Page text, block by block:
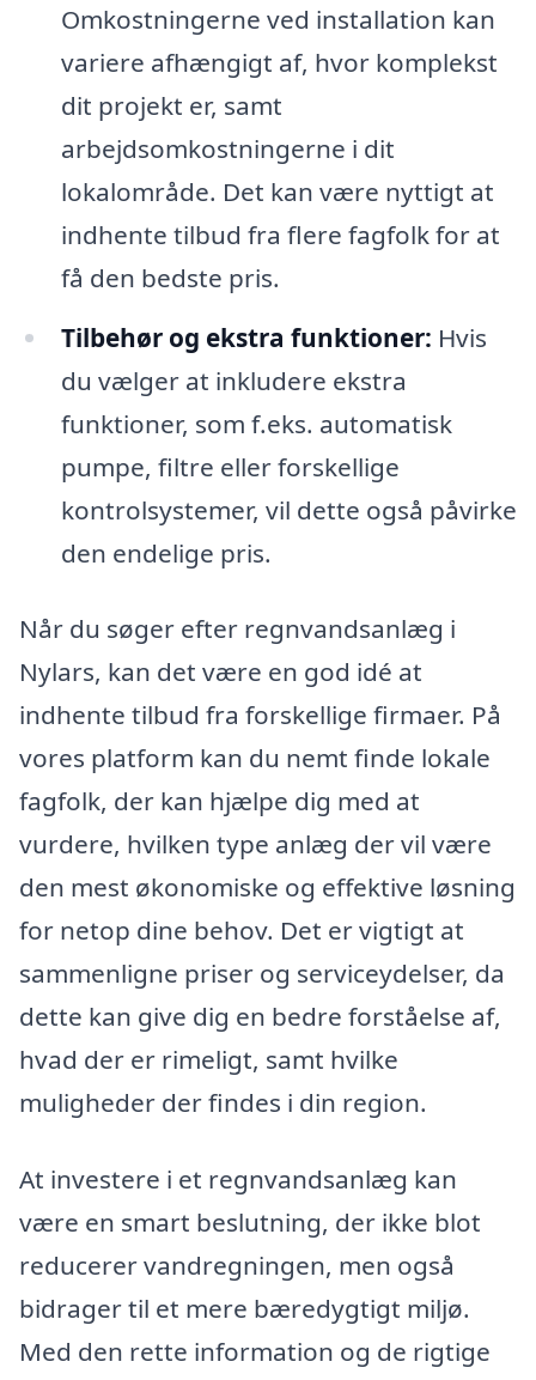
Omkostningerne ved installation kan
variere afhængigt af, hvor komplekst
dit projekt er, samt
arbejdsomkostningerne i dit
lokalområde. Det kan være nyttigt at
indhente tilbud fra flere fagfolk for at
få den bedste pris.
Tilbehør og ekstra funktioner: Hvis
du vælger at inkludere ekstra
funktioner, som f.eks. automatisk
pumpe, filtre eller forskellige
kontrolsystemer, vil dette også påvirke
den endelige pris.
Når du søger efter regnvandsanlæg i
Nylars, kan det være en god idé at
indhente tilbud fra forskellige firmaer. På
vores platform kan du nemt finde lokale
fagfolk, der kan hjælpe dig med at
vurdere, hvilken type anlæg der vil være
den mest økonomiske og effektive løsning
for netop dine behov. Det er vigtigt at
sammenligne priser og serviceydelser, da
dette kan give dig en bedre forståelse af,
hvad der er rimeligt, samt hvilke
muligheder der findes i din region.
At investere i et regnvandsanlæg kan
være en smart beslutning, der ikke blot
reducerer vandregningen, men også
bidrager til et mere bæredygtigt miljø.
Med den rette information og de rigtige